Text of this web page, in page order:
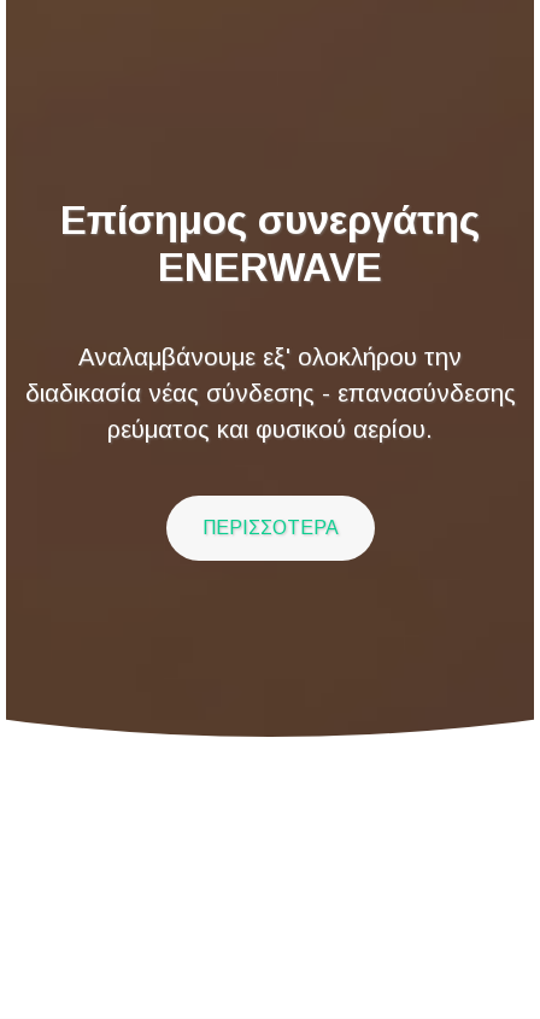
Επίσημος συνεργάτης
ENERWAVE
Αναλαμβάνουμε εξ' ολοκλήρου την
διαδικασία νέας σύνδεσης - επανασύνδεσης
ρεύματος και φυσικού αερίου.
ΠΕΡΙΣΣΟΤΕΡΑ